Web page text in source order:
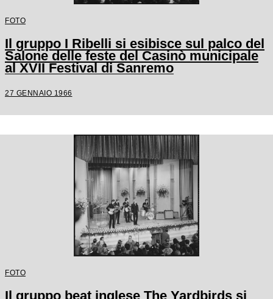
FOTO
Il gruppo I Ribelli si esibisce sul palco del
Salone delle feste del Casinò municipale
al XVII Festival di Sanremo
27 GENNAIO 1966
FOTO
Il gruppo beat inglese The Yardbirds si